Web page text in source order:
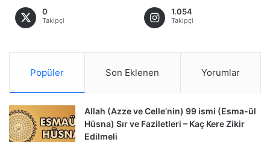
0
Takipçi
1.054
Takipçi
Popüler Son Eklenen Yorumlar
Allah (Azze ve Celle’nin) 99 ismi (Esma-ül
Hüsna) Sır ve Faziletleri – Kaç Kere Zikir
Edilmeli